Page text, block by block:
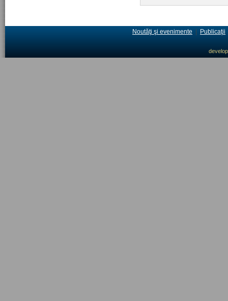
Noutăţi şi evenimente Publicaţii